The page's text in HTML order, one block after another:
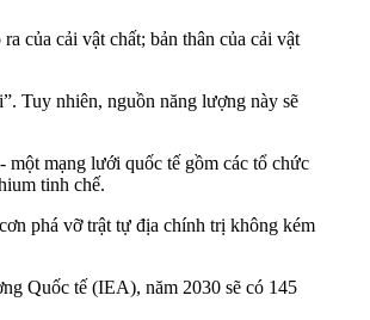
của cải vật chất; bản thân của cải vật
Tuy nhiên, nguồn năng lượng này sẽ
một mạng lưới quốc tế gồm các tổ chức
tinh chế.
phá vỡ trật tự địa chính trị không kém
Quốc tế (IEA), năm 2030 sẽ có 145